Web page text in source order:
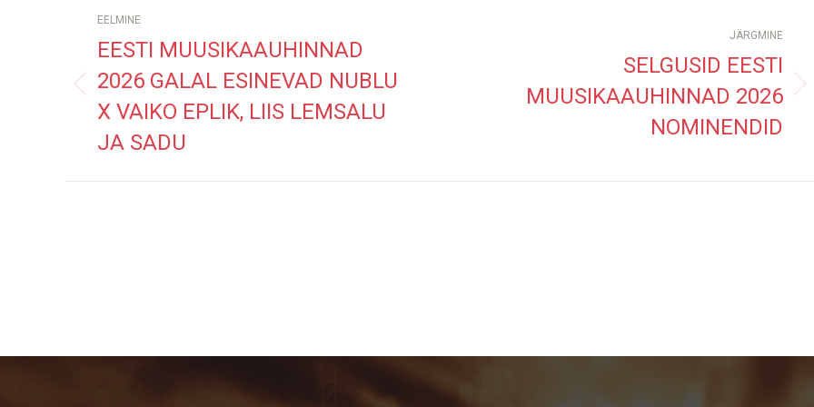
NAVIGATION
EELMINE
Previous
post:
EESTI MUUSIKAAUHINNAD
2026 GALAL ESINEVAD NUBLU
X VAIKO EPLIK, LIIS LEMSALU
JA SADU
JÄRGMINE
SELGUSID EESTI
MUUSIKAAUHINNAD 2026
NOMINENDID